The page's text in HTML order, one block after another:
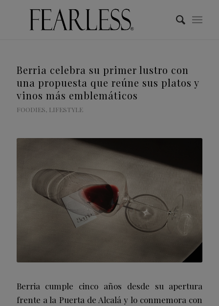
Berria celebra su primer lustro con
una propuesta que reúne sus platos y
vinos más emblemáticos
FOODIES, LIFESTYLE
Berria cumple cinco años desde su apertura
frente a la Puerta de Alcalá y lo conmemora con